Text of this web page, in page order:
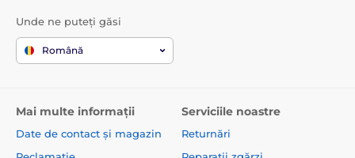
Unde ne puteți găsi
Română
Mai multe informații
Date de contact și magazin
Serviciile noastre
Returnări